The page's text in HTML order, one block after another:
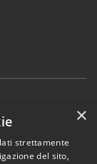
×
strettamente
del sito,